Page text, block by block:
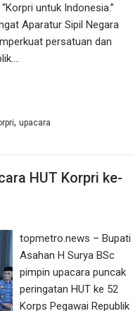
untuk Indonesia.”
Aparatur Sipil Negara
persatuan dan
,upacara
HUT Korpri ke-
topmetro.news – Bupati
Asahan H Surya BSc
pimpin upacara puncak
peringatan HUT ke 52
Korps Pegawai Republik